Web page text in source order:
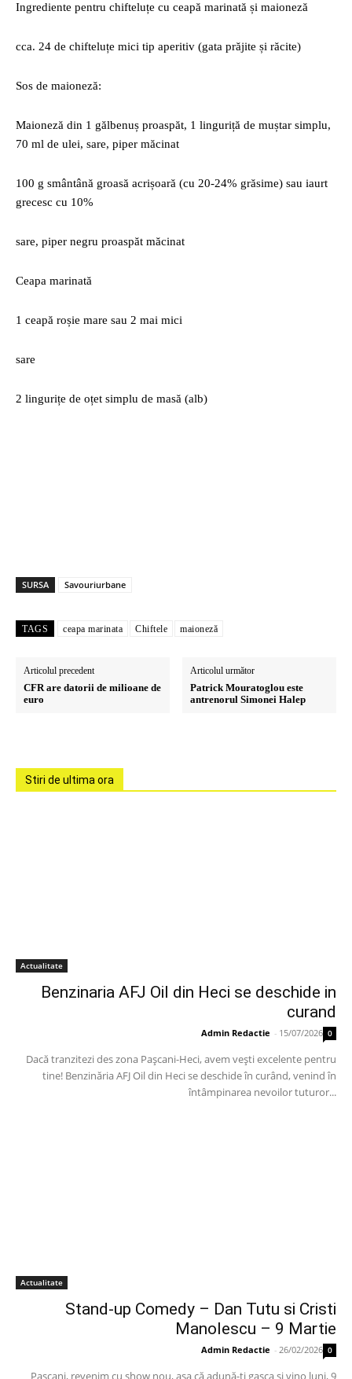
Ingrediente pentru chifteluțe cu ceapă marinată și maioneză
cca. 24 de chifteluțe mici tip aperitiv (gata prăjite și răcite)
Sos de maioneză:
Maioneză din 1 gălbenuș proaspăt, 1 linguriță de muștar simplu,
70 ml de ulei, sare, piper măcinat
100 g smântână groasă acrișoară (cu 20-24% grăsime) sau iaurt
grecesc cu 10%
sare, piper negru proaspăt măcinat
Ceapa marinată
1 ceapă roșie mare sau 2 mai mici
sare
2 lingurițe de oțet simplu de masă (alb)
SURSA Savouriurbane
TAGS ceapa marinata Chiftele maioneză
Articolul precedent
CFR are datorii de milioane de
euro
Articolul următor
Patrick Mouratoglou este
antrenorul Simonei Halep
Stiri de ultima ora
Actualitate
Benzinaria AFJ Oil din Heci se deschide in
curand
Admin Redactie - 15/07/2026 0
Dacă tranzitezi des zona Pașcani-Heci, avem vești excelente pentru
tine! Benzinăria AFJ Oil din Heci se deschide în curând, venind în
întâmpinarea nevoilor tuturor...
Actualitate
Stand-up Comedy – Dan Tutu si Cristi
Manolescu – 9 Martie
Admin Redactie - 26/02/2026 0
Paşcani, revenim cu show nou, aşa că adună-ţi gaşca şi vino luni, 9